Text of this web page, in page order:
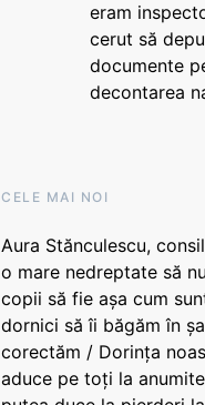
eram
cerut să
documente
decontarea
CELE MAI NOI
Aura Stănculescu,
o mare nedreptate să
copii să fie așa cum
dornici să îi băgăm în
corectăm / Dorința
aduce pe toți la